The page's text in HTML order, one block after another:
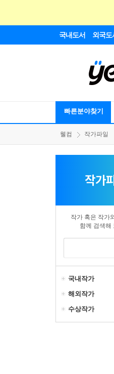
국내도서 외국도
빠른분야찾기
웰컴 작가파일
작가
작가 혹은 작가
함께 검색해
국내작가
해외작가
수상작가